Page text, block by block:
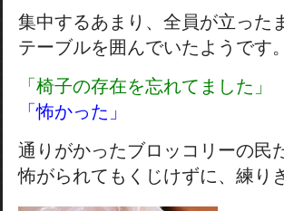
集中するあまり、全員が立った
テーブルを囲んでいたようです。
「椅子の存在を忘れてました」
「怖かった」
通りがかったブロッコリーの民
怖がられてもくじけずに、練り